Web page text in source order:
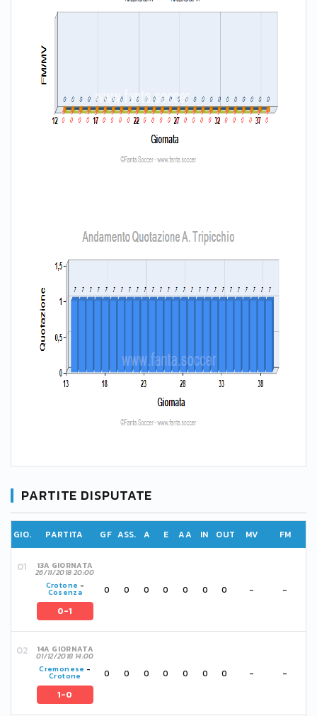
PARTITE DISPUTATE
GIO. PARTITA GF ASS. A E AA IN OUT MV FM
13A GIORNATA
26/11/2018 20:00
Crotone -
Cosenza
0-1
0 0 0 0 0 0 0 - -
14A GIORNATA
01/12/2018 14:00
Cremonese -
Crotone
1-0
0 0 0 0 0 0 0 - -